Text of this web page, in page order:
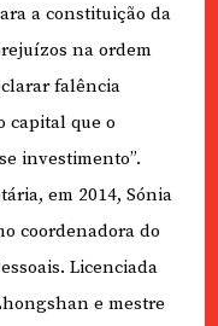
a constituição da
na ordem
falência
capital que o
investimento”.
em 2014, Sónia
coordenadora do
Licenciada
e mestre